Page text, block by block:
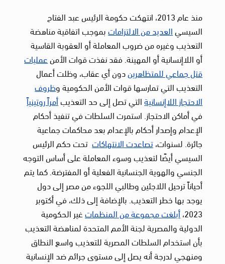
منذ عام 2013، انتهكت حكومة الرئيس عبد الفتاح
السيسيالعديد من الالتزاماتبموجب اتفاقية مناهضة
التعذيب وغيره من ضروب المعاملة أو العقوبة القاسية
أو اللاإنسانية أو المهينة. فقد نفذت قوات الأمنعمليات
قتل جماعي للمتظاهريندون أي عقاب، وظلت أعمال
التعذيب التي تمارسها قوات الأمن الحكومية وظروف
الاحتجاز اللاإنسانيةالتي تصل إلى حد التعذيبأمراً روتينياً
في أماكن الاحتجاز. استمرت السلطات في تنفيذ أحكام
الإعدام وإصدار أحكام بالإعدام بعد محاكمات جماعية
جائرة. لسنوات،تصاعدت الانتهاكاتتحت حكم الرئيس
السيسي أيضًا لتعذيب وسوء المعاملة على أساس التوجه
الجنسي والهوية الجنسانية الفعلية أو المفترضة. كما يتم
أحياناً ترحيل اللاجئين وطالبي اللجوء من مصر إلى دول
يوجد بها خطر التعذيب. بالإضافة إلى ذلك، في أكتوبر
2023، أبلغت مجموعة من المنظماتغير الحكومية
الدولية والمصرية لجنة الأمم المتحدة لمناهضة التعذيب
بأن استخدام السلطات المصرية للتعذيب واسع النطاق
ومنهجي لدرجة أنه يصل إلى مستوى جرائم ضد الإنسانية